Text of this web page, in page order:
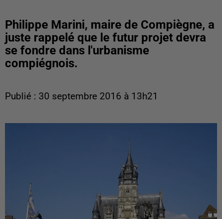
Philippe Marini, maire de Compiègne, a
juste rappelé que le futur projet devra
se fondre dans l'urbanisme
compiégnois.
Publié : 30 septembre 2016 à 13h21